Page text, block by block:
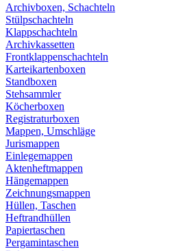
Archivboxen, Schachteln
Stülpschachteln
Klappschachteln
Archivkassetten
Frontklappenschachteln
Karteikartenboxen
Standboxen
Stehsammler
Köcherboxen
Registraturboxen
Mappen, Umschläge
Jurismappen
Einlegemappen
Aktenheftmappen
Hängemappen
Zeichnungsmappen
Hüllen, Taschen
Heftrandhüllen
Papiertaschen
Pergamintaschen